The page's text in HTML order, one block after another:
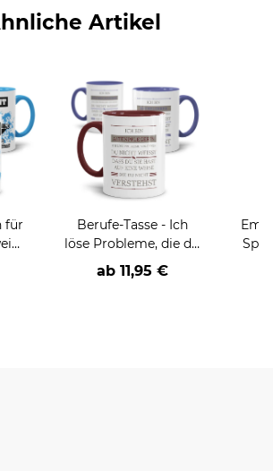
Artikel
für
Berufe-Tasse - Ich
löse Probleme, die du
nicht verstehst -
verschiedene Berufe
ab 11,95 €